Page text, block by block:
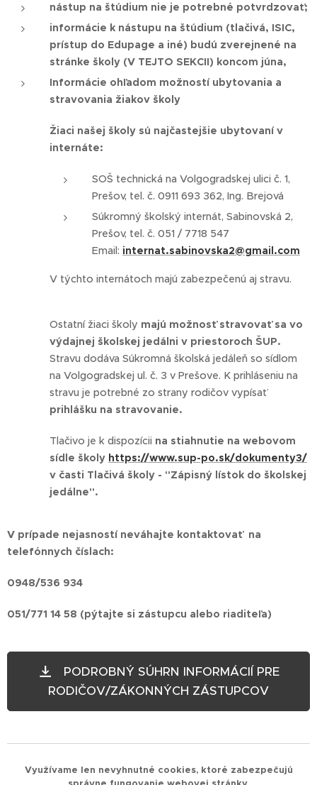
nástup na štúdium nie je potrebné potvrdzovať;
informácie k nástupu na štúdium (tlačivá, ISIC,
prístup do Edupage a iné) budú zverejnené na
stránke školy (V TEJTO SEKCII) koncom júna,
Informácie ohľadom možností ubytovania a
stravovania žiakov školy
Žiaci našej školy sú najčastejšie ubytovaní v
internáte:
SOŠ technická na Volgogradskej ulici č. 1,
Prešov, tel. č. 0911 693 362, Ing. Brejová
Súkromný školský internát, Sabinovská 2,
Prešov, tel. č. 051 / 7718 547
Email: internat.sabinovska2@gmail.com
V týchto internátoch majú zabezpečenú aj stravu.
Ostatní žiaci školy majú možnosť stravovať sa vo
výdajnej školskej jedálni v priestoroch ŠUP.
Stravu dodáva Súkromná školská jedáleň so sídlom
na Volgogradskej ul. č. 3 v Prešove. K prihláseniu na
stravu je potrebné zo strany rodičov vypísať
prihlášku na stravovanie.
Tlačivo je k dispozícii na stiahnutie na webovom
sídle školy https://www.sup-po.sk/dokumenty3/
v časti Tlačivá školy - "Zápisný lístok do školskej
jedálne".
V prípade nejasností neváhajte kontaktovať na
telefónnych číslach:
0948/536 934
051/771 14 58 (pýtajte si zástupcu alebo riaditeľa)
PODROBNÝ SÚHRN INFORMÁCIÍ PRE
RODIČOV/ZÁKONNÝCH ZÁSTUPCOV
Využívame len nevyhnutné cookies, ktoré zabezpečujú